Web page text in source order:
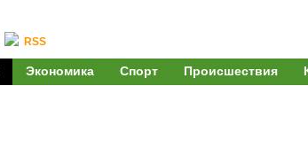
RSS
Экономика Спорт Происшествия